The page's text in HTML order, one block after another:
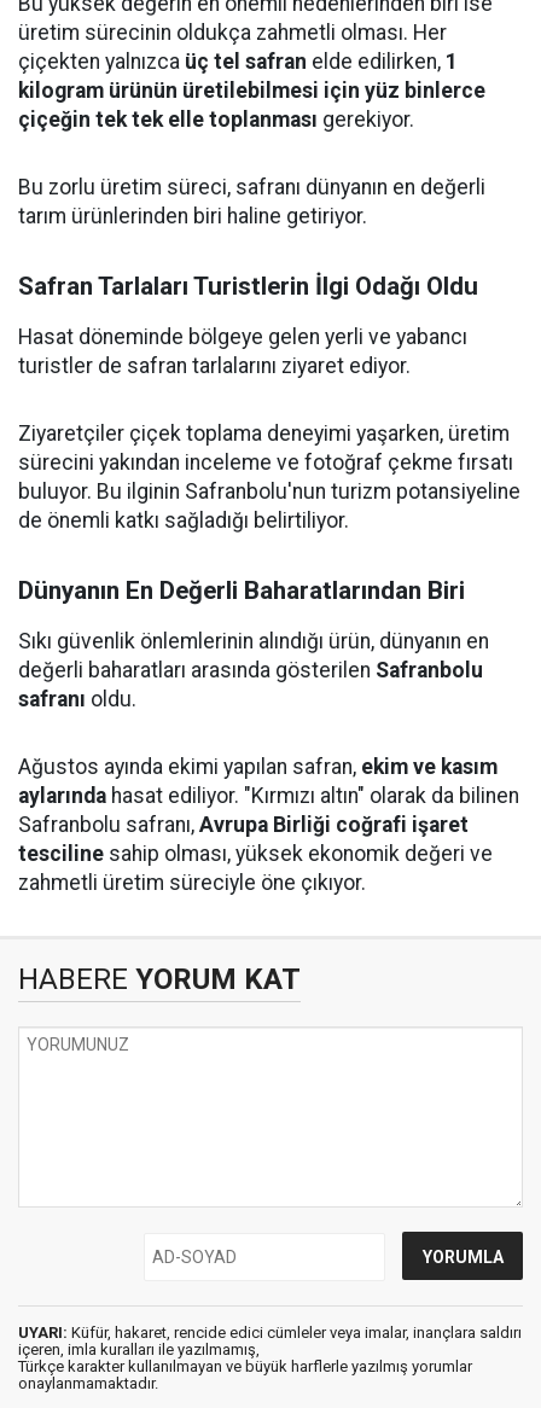
üretim sürecinin oldukça zahmetli olması. Her
çiçekten yalnızca üç tel safran elde edilirken, 1
kilogram ürünün üretilebilmesi için yüz binlerce
çiçeğin tek tek elle toplanması gerekiyor.
Bu zorlu üretim süreci, safranı dünyanın en değerli
tarım ürünlerinden biri haline getiriyor.
Safran Tarlaları Turistlerin İlgi Odağı Oldu
Hasat döneminde bölgeye gelen yerli ve yabancı
turistler de safran tarlalarını ziyaret ediyor.
Ziyaretçiler çiçek toplama deneyimi yaşarken, üretim
sürecini yakından inceleme ve fotoğraf çekme fırsatı
buluyor. Bu ilginin Safranbolu'nun turizm potansiyeline
de önemli katkı sağladığı belirtiliyor.
Dünyanın En Değerli Baharatlarından Biri
Sıkı güvenlik önlemlerinin alındığı ürün, dünyanın en
değerli baharatları arasında gösterilen Safranbolu
safranı oldu.
Ağustos ayında ekimi yapılan safran, ekim ve kasım
aylarında hasat ediliyor. "Kırmızı altın" olarak da bilinen
Safranbolu safranı, Avrupa Birliği coğrafi işaret
tesciline sahip olması, yüksek ekonomik değeri ve
zahmetli üretim süreciyle öne çıkıyor.
HABERE YORUM KAT
UYARI: Küfür, hakaret, rencide edici cümleler veya imalar, inançlara saldırı
içeren, imla kuralları ile yazılmamış,
Türkçe karakter kullanılmayan ve büyük harflerle yazılmış yorumlar
onaylanmamaktadır.